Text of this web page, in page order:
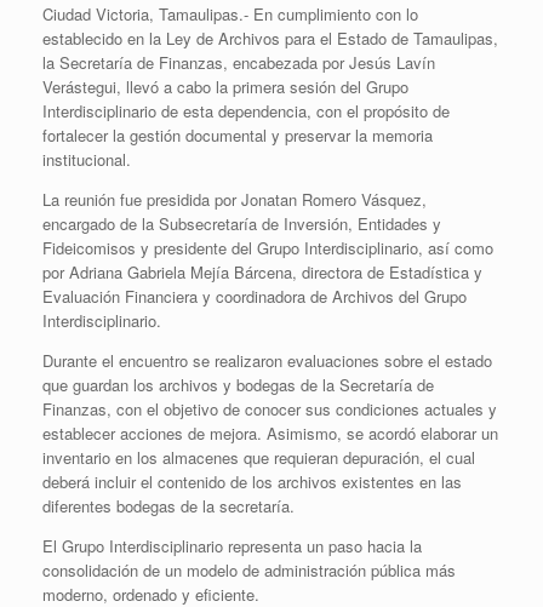
Ciudad Victoria, Tamaulipas.- En cumplimiento con lo
establecido en la Ley de Archivos para el Estado de Tamaulipas,
la Secretaría de Finanzas, encabezada por Jesús Lavín
Verástegui, llevó a cabo la primera sesión del Grupo
Interdisciplinario de esta dependencia, con el propósito de
fortalecer la gestión documental y preservar la memoria
institucional.
La reunión fue presidida por Jonatan Romero Vásquez,
encargado de la Subsecretaría de Inversión, Entidades y
Fideicomisos y presidente del Grupo Interdisciplinario, así como
por Adriana Gabriela Mejía Bárcena, directora de Estadística y
Evaluación Financiera y coordinadora de Archivos del Grupo
Interdisciplinario.
Durante el encuentro se realizaron evaluaciones sobre el estado
que guardan los archivos y bodegas de la Secretaría de
Finanzas, con el objetivo de conocer sus condiciones actuales y
establecer acciones de mejora. Asimismo, se acordó elaborar un
inventario en los almacenes que requieran depuración, el cual
deberá incluir el contenido de los archivos existentes en las
diferentes bodegas de la secretaría.
El Grupo Interdisciplinario representa un paso hacia la
consolidación de un modelo de administración pública más
moderno, ordenado y eficiente.